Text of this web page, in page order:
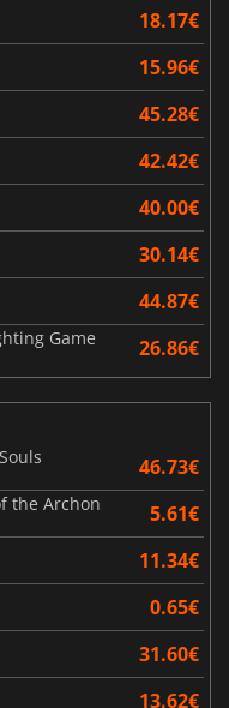
18.17€
15.96€
45.28€
42.42€
40.00€
30.14€
44.87€
Game 26.86€
46.73€
the Archon 5.61€
11.34€
0.65€
31.60€
13.62€